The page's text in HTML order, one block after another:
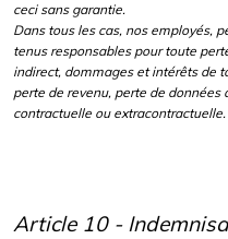
ceci sans garantie.
Dans tous les cas, nos employés,
tenus responsables pour toute
indirect, dommages et intérêts de
perte de revenu, perte de données
contractuelle ou extracontractuelle.
Article 10 -